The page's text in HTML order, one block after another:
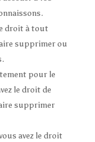
droit à tout
supprimer ou
pour le
le droit de
supprimer
avez le droit